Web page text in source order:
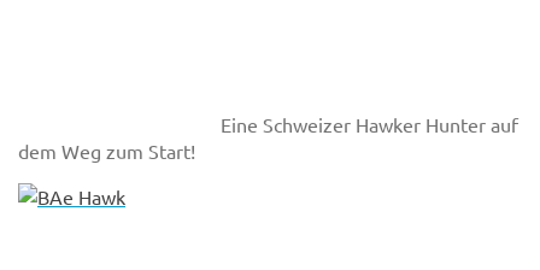
Eine Schweizer Hawker Hunter auf
dem Weg zum Start!